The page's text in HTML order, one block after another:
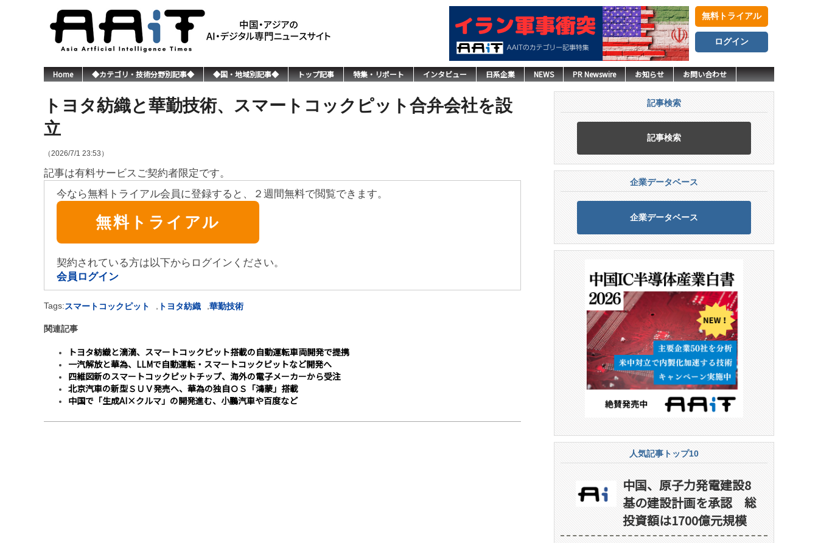
無料トライアル
ログイン
Home ◆カテゴリ・技術分野別記事◆ ◆国・地域別記事◆ トップ記事 特集・リポート インタビュー 日系企業 NEWS PR Newswire お知らせ お問い合わせ
トヨタ紡織と華勤技術、スマートコックピット合弁会社を設
立
（2026/7/1 23:53）
記事は有料サービスご契約者限定です。
今なら無料トライアル会員に登録すると、２週間無料で閲覧できます。
無料トライアル
契約されている方は以下からログインください。
会員ログイン
Tags:スマートコックピット トヨタ紡織 華勤技術
関連記事
トヨタ紡織と滴滴、スマートコックピット搭載の自動運転車両開発で提携
一汽解放と華為、LLMで自動運転・スマートコックピットなど開発へ
四維図新のスマートコックピットチップ、海外の電子メーカーから受注
北京汽車の新型ＳＵＶ発売へ、華為の独自ＯＳ「鴻蒙」搭載
中国で「生成AI×クルマ」の開発進む、小鵬汽車や百度など
記事検索
記事検索
企業データベース
企業データベース
人気記事トップ10
中国、原子力発電建設8
基の建設計画を承認 総
投資額は1700億元規模